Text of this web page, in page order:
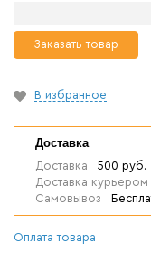
Заказать товар
В избранное
Доставка
Доставка
500 руб.
Доставка курьером
Самовывоз
Оплата товара